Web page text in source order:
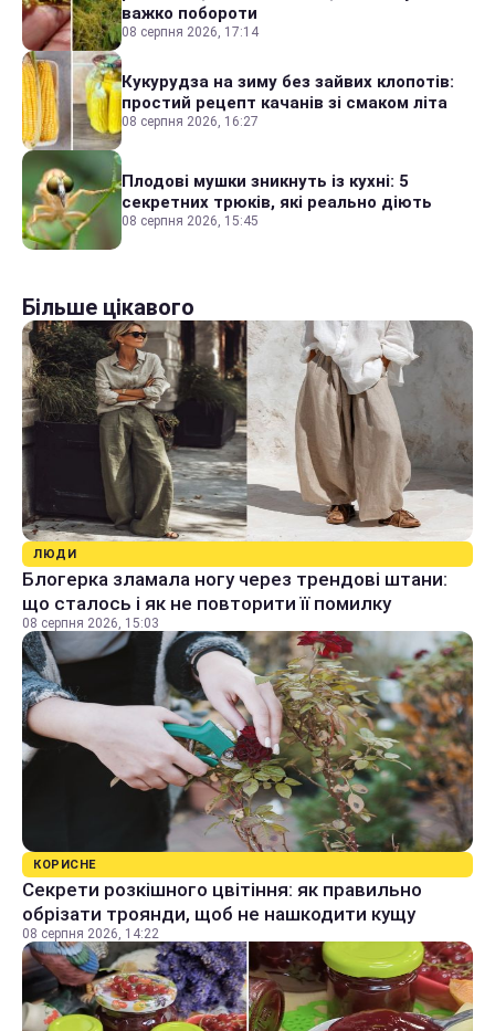
важко побороти
08 серпня 2026, 17:14
Кукурудза на зиму без зайвих клопотів:
простий рецепт качанів зі смаком літа
08 серпня 2026, 16:27
Плодові мушки зникнуть із кухні: 5
секретних трюків, які реально діють
08 серпня 2026, 15:45
Більше цікавого
ЛЮДИ
Блогерка зламала ногу через трендові штани:
що сталось і як не повторити її помилку
08 серпня 2026, 15:03
КОРИСНЕ
Секрети розкішного цвітіння: як правильно
обрізати троянди, щоб не нашкодити кущу
08 серпня 2026, 14:22